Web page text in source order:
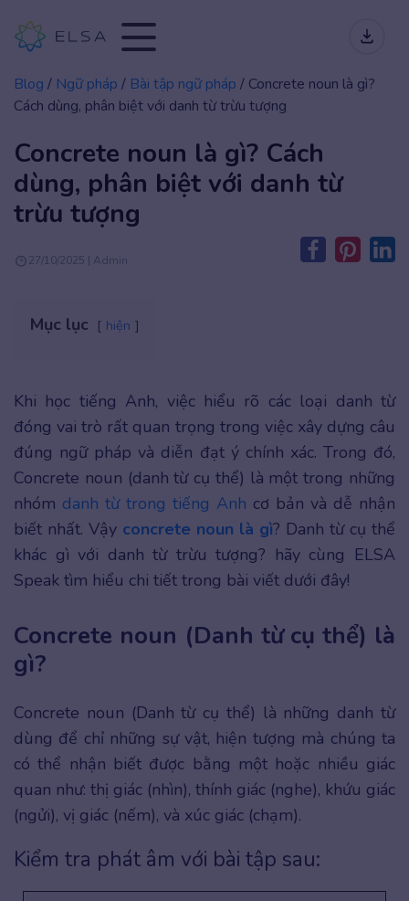
Blog / Ngữ pháp / Bài tập ngữ pháp / Concrete noun là gì?
Cách dùng, phân biệt với danh từ trừu tượng
Concrete noun là gì? Cách
dùng, phân biệt với danh từ
trừu tượng
27/10/2025 | Admin
Mục lục hiện
Khi học tiếng Anh, việc hiểu rõ các loại danh từ
đóng vai trò rất quan trọng trong việc xây dựng câu
đúng ngữ pháp và diễn đạt ý chính xác. Trong đó,
Concrete noun (danh từ cụ thể) là một trong những
nhóm danh từ trong tiếng Anh cơ bản và dễ nhận
biết nhất. Vậy concrete noun là gì? Danh từ cụ thể
khác gì với danh từ trừu tượng? hãy cùng ELSA
Speak tìm hiểu chi tiết trong bài viết dưới đây!
Concrete noun (Danh từ cụ thể) là
gì?
Concrete noun (Danh từ cụ thể) là những danh từ
dùng để chỉ những sự vật, hiện tượng mà chúng ta
có thể nhận biết được bằng một hoặc nhiều giác
quan như: thị giác (nhìn), thính giác (nghe), khứu giác
(ngửi), vị giác (nếm), và xúc giác (chạm).
Kiểm tra phát âm với bài tập sau: